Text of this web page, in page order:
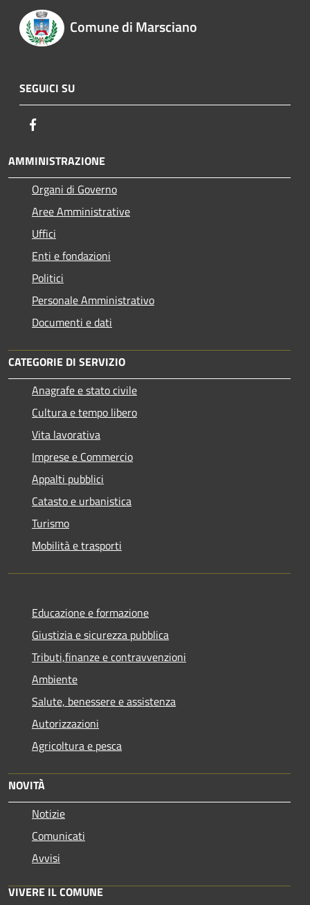
Comune di Marsciano
SEGUICI SU
AMMINISTRAZIONE
Organi di Governo
Aree Amministrative
Uffici
Enti e fondazioni
Politici
Personale Amministrativo
Documenti e dati
CATEGORIE DI SERVIZIO
Anagrafe e stato civile
Cultura e tempo libero
Vita lavorativa
Imprese e Commercio
Appalti pubblici
Catasto e urbanistica
Turismo
Mobilità e trasporti
Educazione e formazione
Giustizia e sicurezza pubblica
Tributi,finanze e contravvenzioni
Ambiente
Salute, benessere e assistenza
Autorizzazioni
Agricoltura e pesca
NOVITÀ
Notizie
Comunicati
Avvisi
VIVERE IL COMUNE